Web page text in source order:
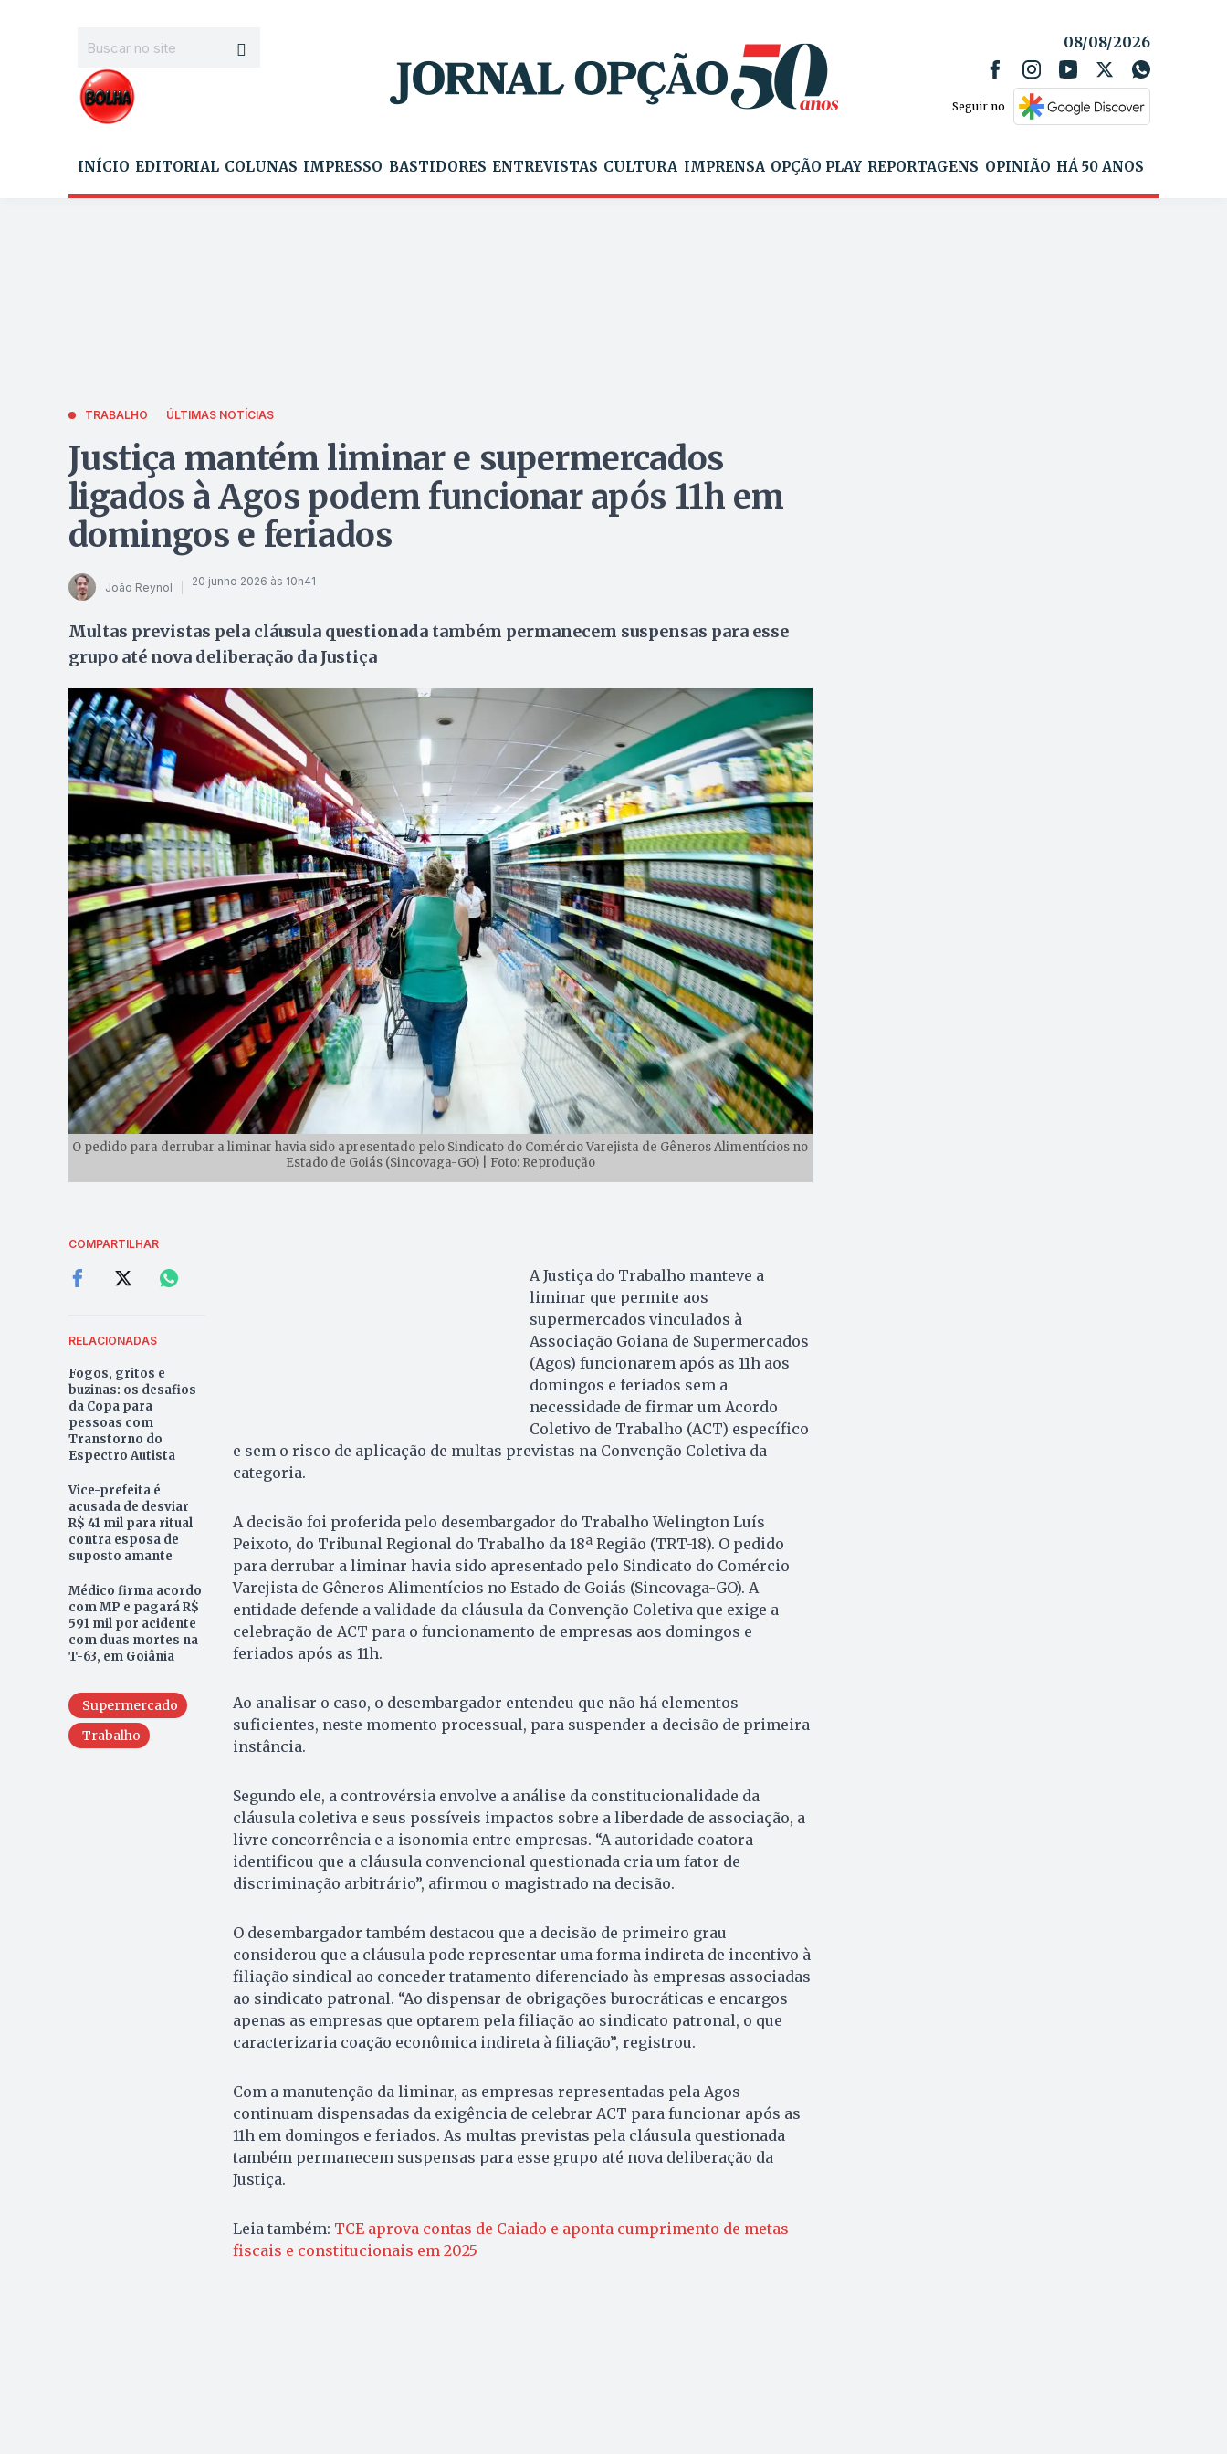
08/08/2026
Seguir no
INÍCIO EDITORIAL COLUNAS IMPRESSO BASTIDORES ENTREVISTAS CULTURA IMPRENSA OPÇÃO PLAY REPORTAGENS OPINIÃO HÁ 50 ANOS
TRABALHO ÚLTIMAS NOTÍCIAS
Justiça mantém liminar e supermercados
ligados à Agos podem funcionar após 11h em
domingos e feriados
João Reynol 20 junho 2026 às 10h41
Multas previstas pela cláusula questionada também permanecem suspensas para esse
grupo até nova deliberação da Justiça
O pedido para derrubar a liminar havia sido apresentado pelo Sindicato do Comércio Varejista de Gêneros Alimentícios no
Estado de Goiás (Sincovaga-GO) | Foto: Reprodução
COMPARTILHAR
RELACIONADAS
Fogos, gritos e
buzinas: os desafios
da Copa para
pessoas com
Transtorno do
Espectro Autista
Vice-prefeita é
acusada de desviar
R$ 41 mil para ritual
contra esposa de
suposto amante
Médico firma acordo
com MP e pagará R$
591 mil por acidente
com duas mortes na
T-63, em Goiânia
Supermercado
Trabalho
A Justiça do Trabalho manteve a
liminar que permite aos
supermercados vinculados à
Associação Goiana de Supermercados
(Agos) funcionarem após as 11h aos
domingos e feriados sem a
necessidade de firmar um Acordo
Coletivo de Trabalho (ACT) específico
e sem o risco de aplicação de multas previstas na Convenção Coletiva da
categoria.
A decisão foi proferida pelo desembargador do Trabalho Welington Luís
Peixoto, do Tribunal Regional do Trabalho da 18ª Região (TRT-18). O pedido
para derrubar a liminar havia sido apresentado pelo Sindicato do Comércio
Varejista de Gêneros Alimentícios no Estado de Goiás (Sincovaga-GO). A
entidade defende a validade da cláusula da Convenção Coletiva que exige a
celebração de ACT para o funcionamento de empresas aos domingos e
feriados após as 11h.
Ao analisar o caso, o desembargador entendeu que não há elementos
suficientes, neste momento processual, para suspender a decisão de primeira
instância.
Segundo ele, a controvérsia envolve a análise da constitucionalidade da
cláusula coletiva e seus possíveis impactos sobre a liberdade de associação, a
livre concorrência e a isonomia entre empresas. “A autoridade coatora
identificou que a cláusula convencional questionada cria um fator de
discriminação arbitrário”, afirmou o magistrado na decisão.
O desembargador também destacou que a decisão de primeiro grau
considerou que a cláusula pode representar uma forma indireta de incentivo à
filiação sindical ao conceder tratamento diferenciado às empresas associadas
ao sindicato patronal. “Ao dispensar de obrigações burocráticas e encargos
apenas as empresas que optarem pela filiação ao sindicato patronal, o que
caracterizaria coação econômica indireta à filiação”, registrou.
Com a manutenção da liminar, as empresas representadas pela Agos
continuam dispensadas da exigência de celebrar ACT para funcionar após as
11h em domingos e feriados. As multas previstas pela cláusula questionada
também permanecem suspensas para esse grupo até nova deliberação da
Justiça.
Leia também: TCE aprova contas de Caiado e aponta cumprimento de metas
fiscais e constitucionais em 2025